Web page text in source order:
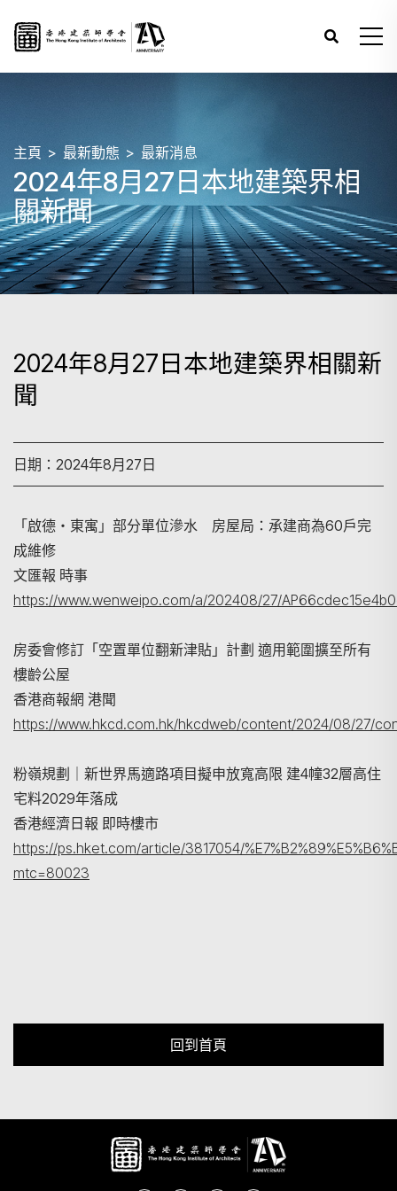
搜尋
主頁 最新動態 最新消息
2024年8月27日本地建築界相
關新聞
2024年8月27日本地建築界相關新
聞
日期：2024年8月27日
「啟德‧東寓」部分單位滲水 房屋局：承建商為60戶完
成維修
文匯報 時事
https://www.wenweipo.com/a/202408/27/
房委會修訂「空置單位翻新津貼」計劃 適用範圍擴至所有
樓齡公屋
香港商報網 港聞
https://www.hkcd.com.hk/hkcdweb/content/2024/08/27/
粉嶺規劃｜新世界馬適路項目擬申放寬高限 建4幢32層高住
宅料2029年落成
香港經濟日報 即時樓市
https://ps.hket.com/article/3817054/
mtc=80023
回到首頁